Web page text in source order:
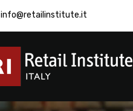
info@retailinstitute.it